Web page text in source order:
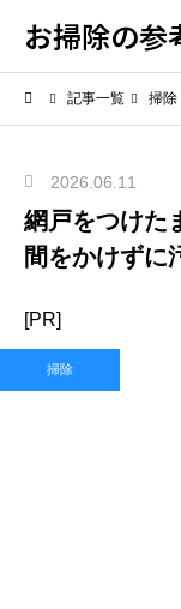
お掃除の参
記事一覧 掃除
2026.06.11
網戸をつけた
間をかけずに
[PR]
掃除